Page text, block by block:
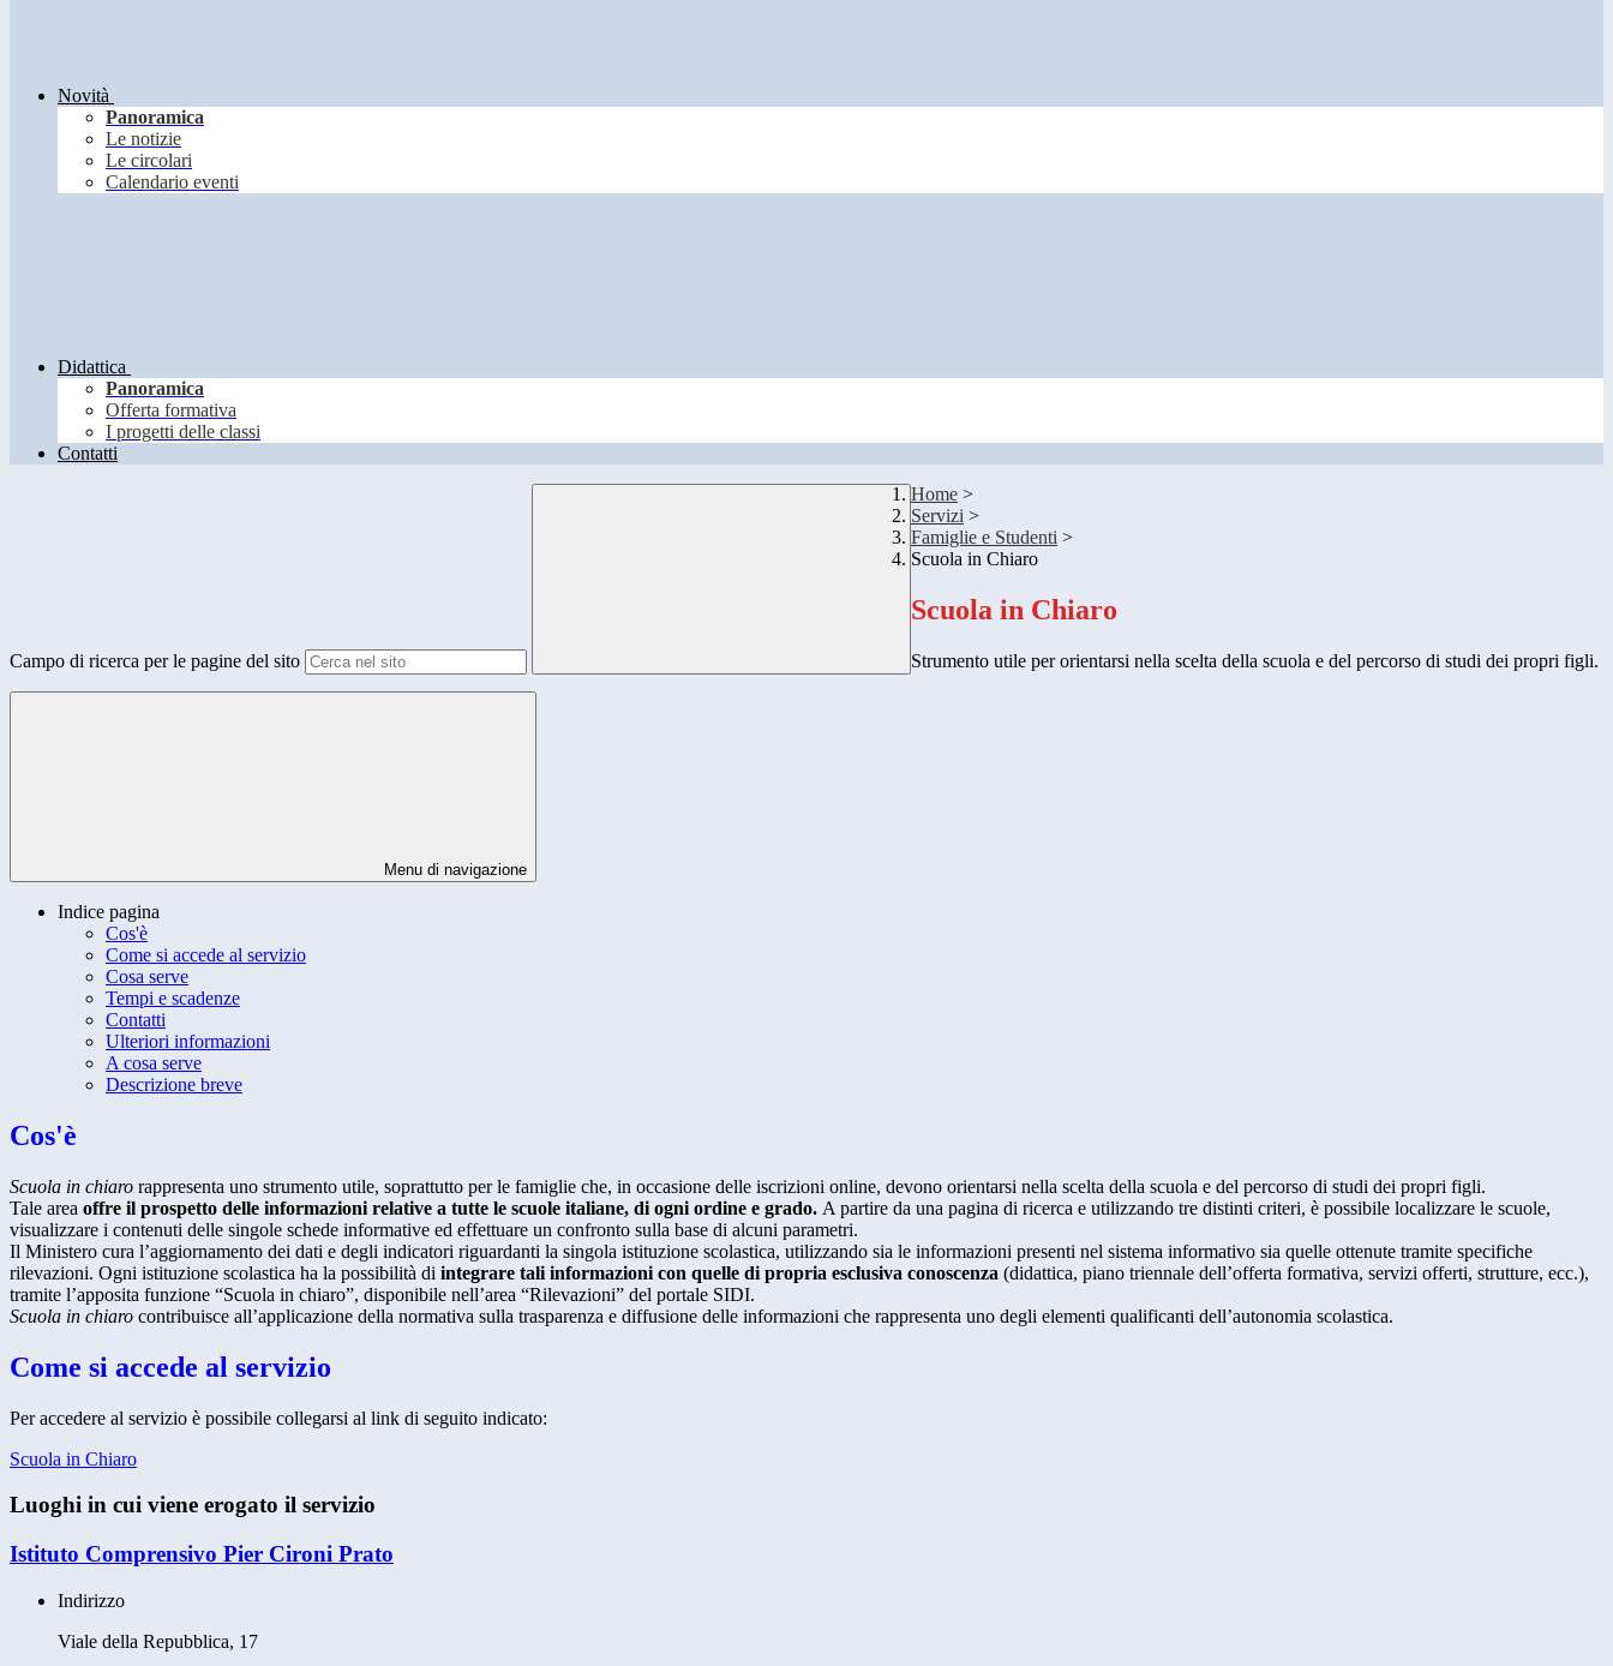
Novità
Panoramica
Le notizie
Le circolari
Calendario eventi
Didattica
Panoramica
Offerta formativa
I progetti delle classi
Contatti
Campo di ricerca per le pagine del sito
Home >
Servizi >
Famiglie e Studenti >
Scuola in Chiaro
Scuola in Chiaro
Strumento utile per orientarsi nella scelta della scuola e del percorso di studi dei propri figli.
Menu di navigazione
Indice pagina
Cos'è
Come si accede al servizio
Cosa serve
Tempi e scadenze
Contatti
Ulteriori informazioni
A cosa serve
Descrizione breve
Cos'è
Scuola in chiaro rappresenta uno strumento utile, soprattutto per le famiglie che, in occasione delle iscrizioni online, devono orientarsi nella scelta della scuola e del percorso di studi dei propri figli.
Tale area offre il prospetto delle informazioni relative a tutte le scuole italiane, di ogni ordine e grado. A partire da una pagina di ricerca e utilizzando tre distinti criteri, è possibile localizzare le scuole,
visualizzare i contenuti delle singole schede informative ed effettuare un confronto sulla base di alcuni parametri.
Il Ministero cura l’aggiornamento dei dati e degli indicatori riguardanti la singola istituzione scolastica, utilizzando sia le informazioni presenti nel sistema informativo sia quelle ottenute tramite specifiche
rilevazioni. Ogni istituzione scolastica ha la possibilità di integrare tali informazioni con quelle di propria esclusiva conoscenza (didattica, piano triennale dell’offerta formativa, servizi offerti, strutture, ecc.),
tramite l’apposita funzione “Scuola in chiaro”, disponibile nell’area “Rilevazioni” del portale SIDI.
Scuola in chiaro contribuisce all’applicazione della normativa sulla trasparenza e diffusione delle informazioni che rappresenta uno degli elementi qualificanti dell’autonomia scolastica.
Come si accede al servizio
Per accedere al servizio è possibile collegarsi al link di seguito indicato:
Scuola in Chiaro
Luoghi in cui viene erogato il servizio
Istituto Comprensivo Pier Cironi Prato
Indirizzo
Viale della Repubblica, 17